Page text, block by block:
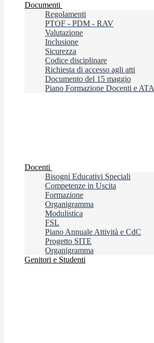
Documenti
Regolamenti
PTOF - PDM - RAV
Valutazione
Inclusione
Sicurezza
Codice disciplinare
Richiesta di accesso agli atti
Documento del 15 maggio
Piano Formazione Docenti e ATA
Docenti
Bisogni Educativi Speciali
Competenze in Uscita
Formazione
Organigramma
Modulistica
FSL
Piano Annuale Attività e CdC
Progetto SITE
Organigramma
Genitori e Studenti